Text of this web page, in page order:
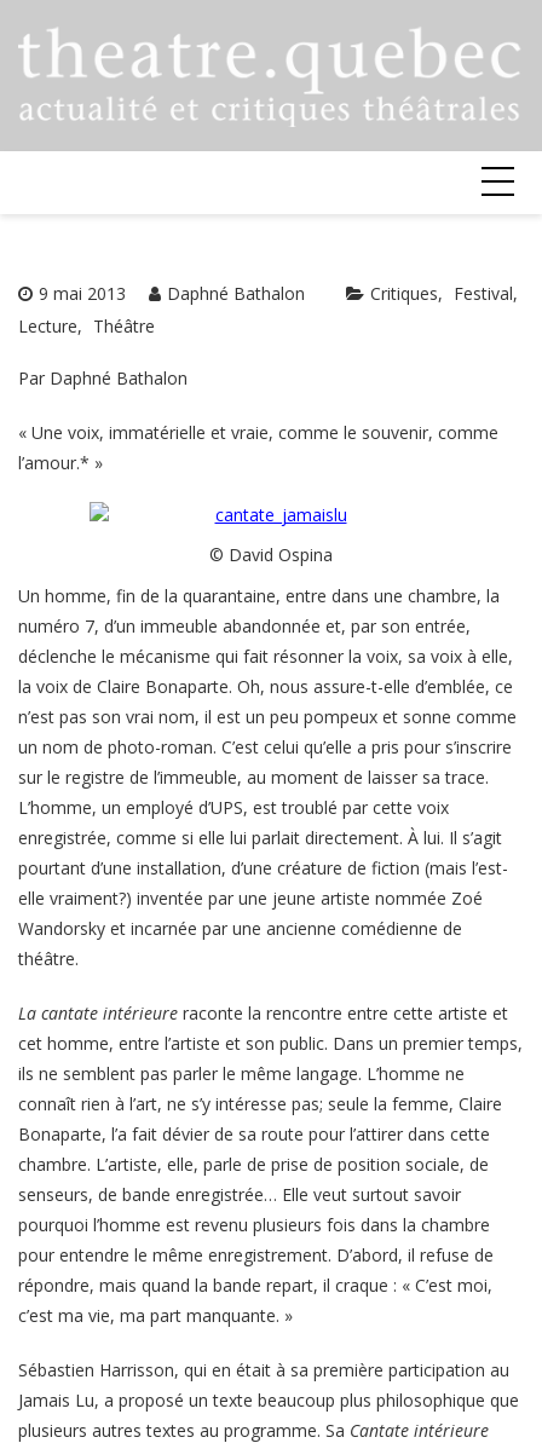
9 mai 2013 Daphné Bathalon Critiques
Festival
Lecture
Théâtre
Par Daphné Bathalon
« Une voix, immatérielle et vraie, comme le souvenir, comme
l’amour.* »
© David Ospina
Un homme, fin de la quarantaine, entre dans une chambre, la
numéro 7, d’un immeuble abandonnée et, par son entrée,
déclenche le mécanisme qui fait résonner la voix, sa voix à elle,
la voix de Claire Bonaparte. Oh, nous assure-t-elle d’emblée, ce
n’est pas son vrai nom, il est un peu pompeux et sonne comme
un nom de photo-roman. C’est celui qu’elle a pris pour s’inscrire
sur le registre de l’immeuble, au moment de laisser sa trace.
L’homme, un employé d’UPS, est troublé par cette voix
enregistrée, comme si elle lui parlait directement. À lui. Il s’agit
pourtant d’une installation, d’une créature de fiction (mais l’est-
elle vraiment?) inventée par une jeune artiste nommée Zoé
Wandorsky et incarnée par une ancienne comédienne de
théâtre.
La cantate intérieure raconte la rencontre entre cette artiste et
cet homme, entre l’artiste et son public. Dans un premier temps,
ils ne semblent pas parler le même langage. L’homme ne
connaît rien à l’art, ne s’y intéresse pas; seule la femme, Claire
Bonaparte, l’a fait dévier de sa route pour l’attirer dans cette
chambre. L’artiste, elle, parle de prise de position sociale, de
senseurs, de bande enregistrée… Elle veut surtout savoir
pourquoi l’homme est revenu plusieurs fois dans la chambre
pour entendre le même enregistrement. D’abord, il refuse de
répondre, mais quand la bande repart, il craque : « C’est moi,
c’est ma vie, ma part manquante. »
Sébastien Harrisson, qui en était à sa première participation au
Jamais Lu, a proposé un texte beaucoup plus philosophique que
plusieurs autres textes au programme. Sa Cantate intérieure